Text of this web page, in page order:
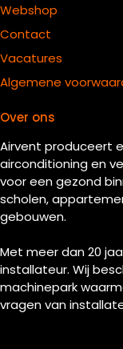
Webshop
Contact
Vacatures
Algemene
Over ons
Airvent produceert
airconditioning en
voor een gezond
scholen,
gebouwen.
Met meer dan 20
installateur. Wij
machinepark
vragen van